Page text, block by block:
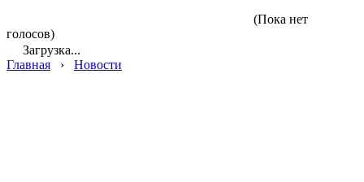
(Пока нет
голосов)
Загрузка...
Главная › Новости